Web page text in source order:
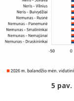
5 pav.